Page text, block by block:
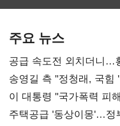
주요 뉴스
공급 속도전 외치더니…
리모델링' 제안
송영길 측 "정청래, 국
총선 지휘 못해"
이 대통령 "국가폭력 피
진실 밝혀야"
주택공급 '동상이몽'…정